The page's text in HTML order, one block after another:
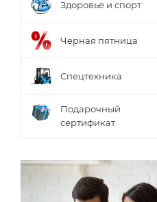
Здоровье и спорт
Черная пятница
Спецтехника
Подарочный
сертификат